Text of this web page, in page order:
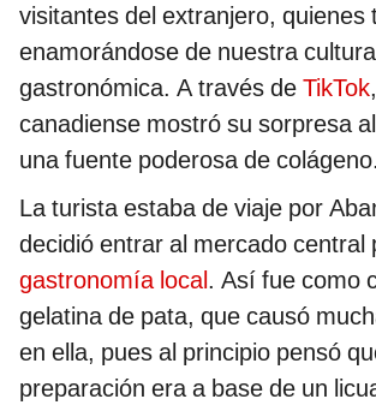
visitantes del extranjero, quienes
enamorándose de nuestra cultura
gastronómica. A través de TikTok
canadiense mostró su sorpresa
una fuente poderosa de colágeno.
La turista estaba de viaje por
decidió entrar al mercado central
gastronomía local. Así fue como
gelatina de pata, que causó
en ella, pues al principio pensó
preparación era a base de un